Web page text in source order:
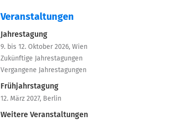
Veranstaltungen
Jahrestagung
9. bis 12. Oktober 2026, Wien
Zukünftige Jahrestagungen
Vergangene Jahrestagungen
Frühjahrstagung
12. März 2027, Berlin
Weitere Veranstaltungen